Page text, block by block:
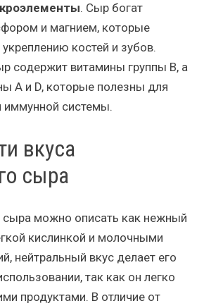
. Сыр богат
и магнием, которые
костей и зубов.
содержит витамины группы В, а
А и D, которые полезны для
иммунной системы.
вкуса
сыра
сыра можно описать как нежный
кислинкой и молочными
нейтральный вкус делает его
так как он легко
продуктами. В отличие от